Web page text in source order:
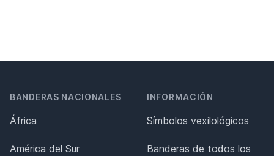
BANDERAS NACIONALES
África
América del Sur
INFORMACIÓN
Símbolos vexilológicos
Banderas de todos los